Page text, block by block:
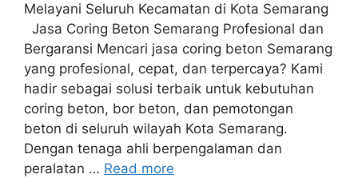
Melayani Seluruh Kecamatan di Kota Semarang
Jasa Coring Beton Semarang Profesional dan
Bergaransi Mencari jasa coring beton Semarang
yang profesional, cepat, dan terpercaya? Kami
hadir sebagai solusi terbaik untuk kebutuhan
coring beton, bor beton, dan pemotongan
beton di seluruh wilayah Kota Semarang.
Dengan tenaga ahli berpengalaman dan
peralatan … Read more